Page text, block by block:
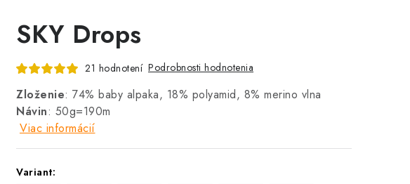
SKY Drops
21 hodnotení Podrobnosti hodnotenia
Zloženie: 74% baby alpaka, 18% polyamid, 8% merino vlna
Návin: 50g=190m
Viac informácií
Variant: